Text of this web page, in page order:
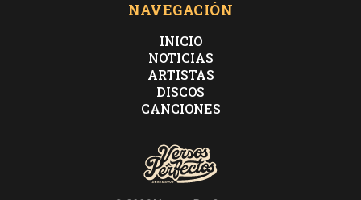
NAVEGACIÓN
INICIO
NOTICIAS
ARTISTAS
DISCOS
CANCIONES